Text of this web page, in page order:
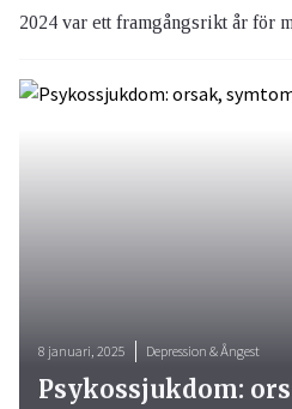
2024 var ett framgångsrikt år för
8 januari, 2025 Depression & Ångest
Psykossjukdom: